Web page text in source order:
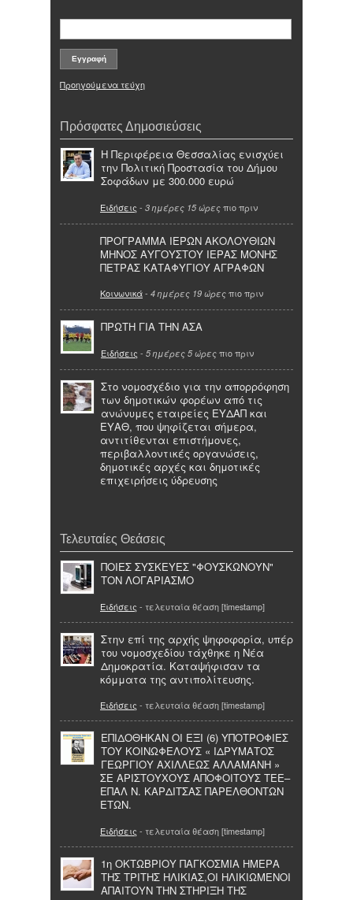
Προηγούμενα τεύχη
Πρόσφατες Δημοσιεύσεις
Η Περιφέρεια Θεσσαλίας ενισχύει
την Πολιτική Προστασία του Δήμου
Σοφάδων με 300.000 ευρώ
Ειδήσεις - 3 ημέρες 15 ώρες πιο πριν
ΠΡΟΓΡΑΜΜΑ ΙΕΡΩΝ ΑΚΟΛΟΥΘΙΩΝ
ΜΗΝΟΣ ΑΥΓΟΥΣΤΟΥ ΙΕΡΑΣ ΜΟΝΗΣ
ΠΕΤΡΑΣ ΚΑΤΑΦΥΓΙΟΥ ΑΓΡΑΦΩΝ
Κοινωνικά- 4 ημέρες 19 ώρες πιο πριν
ΠΡΩΤΗ ΓΙΑ ΤΗΝ ΑΣΑ
Ειδήσεις - 5 ημέρες 5 ώρες πιο πριν
Στο νομοσχέδιο για την απορρόφηση
των δημοτικών φορέων από τις
ανώνυμες εταιρείες ΕΥΔΑΠ και
ΕΥΑΘ, που ψηφίζεται σήμερα,
αντιτίθενται επιστήμονες,
περιβαλλοντικές οργανώσεις,
δημοτικές αρχές και δημοτικές
επιχειρήσεις ύδρευσης
Τελευταίες Θεάσεις
ΠΟΙΕΣ ΣΥΣΚΕΥΕΣ "ΦΟΥΣΚΩΝΟΥΝ"
ΤΟΝ ΛΟΓΑΡΙΑΣΜΟ
Ειδήσεις - τελευταία θέαση [timestamp]
Στην επί της αρχής ψηφοφορία, υπέρ
του νομοσχεδίου τάχθηκε η Νέα
Δημοκρατία. Καταψήφισαν τα
κόμματα της αντιπολίτευσης.
Ειδήσεις - τελευταία θέαση [timestamp]
ΕΠΙΔΟΘΗΚΑΝ ΟΙ ΕΞΙ (6) ΥΠΟΤΡΟΦΙΕΣ
ΤΟΥ ΚΟΙΝΩΦΕΛΟΥΣ « ΙΔΡΥΜΑΤΟΣ
ΓΕΩΡΓΙΟΥ ΑΧΙΛΛΕΩΣ ΑΛΛΑΜΑΝΗ »
ΣΕ ΑΡΙΣΤΟΥΧΟΥΣ ΑΠΟΦΟΙΤΟΥΣ ΤΕΕ–
ΕΠΑΛ Ν. ΚΑΡΔΙΤΣΑΣ ΠΑΡΕΛΘΟΝΤΩΝ
ΕΤΩΝ.
Ειδήσεις - τελευταία θέαση [timestamp]
1η ΟΚΤΩΒΡΙΟΥ ΠΑΓΚΟΣΜΙΑ ΗΜΕΡΑ
ΤΗΣ ΤΡΙΤΗΣ ΗΛΙΚΙΑΣ,ΟΙ ΗΛΙΚΙΩΜΕΝΟΙ
ΑΠΑΙΤΟΥΝ ΤΗΝ ΣΤΗΡΙΞΗ ΤΗΣ